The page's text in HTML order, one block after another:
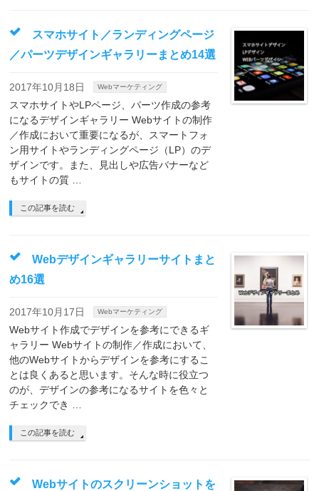
スマホサイト／ランディングページ
／パーツデザインギャラリーまとめ14選
2017年10月18日 Webマーケティング
スマホサイトやLPページ、パーツ作成の参考
になるデザインギャラリー Webサイトの制作
／作成において重要になるが、スマートフォ
ン用サイトやランディングページ（LP）のデ
ザインです。また、見出しや広告バナーなど
もサイトの質 …
この記事を読む
Webデザインギャラリーサイトまと
め16選
2017年10月17日 Webマーケティング
Webサイト作成でデザインを参考にできるギ
ャラリー Webサイトの制作／作成において、
他のWebサイトからデザインを参考にするこ
とは良くあると思います。そんな時に役立つ
のが、デザインの参考になるサイトを色々と
チェックでき …
この記事を読む
Webサイトのスクリーンショットを